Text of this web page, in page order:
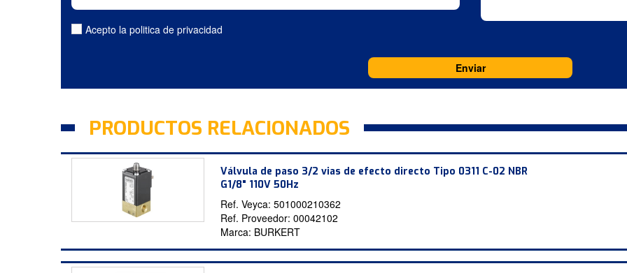
Acepto la politica de privacidad
PRODUCTOS RELACIONADOS
Válvula de paso 3/2 vias de efecto directo Tipo 0311 C-02 NBR
G1/8" 110V 50Hz
Ref. Veyca: 501000210362
Ref. Proveedor: 00042102
Marca: BURKERT